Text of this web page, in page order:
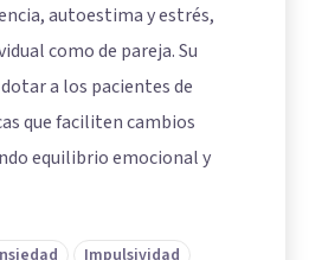
autoestima y estrés,
como de pareja. Su
a los pacientes de
que faciliten cambios
equilibrio emocional y
Impulsividad